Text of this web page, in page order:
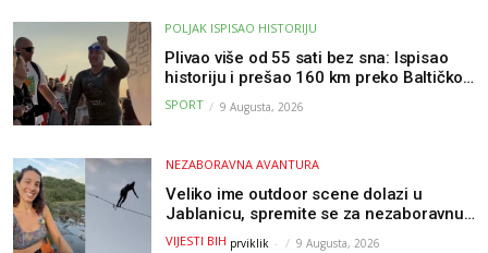
POLJAK ISPISAO HISTORIJU
Plivao više od 55 sati bez sna: Ispisao
historiju i prešao 160 km preko Baltičkog
mora – a podvig posvetio djeci oboljeloj
od raka
SPORT 9 Augusta, 2026
NEZABORAVNA AVANTURA
Veliko ime outdoor scene dolazi u
Jablanicu, spremite se za nezaboravnu
avanturu (VIDEO) !
VIJESTI BIH prviklik - 9 Augusta, 2026